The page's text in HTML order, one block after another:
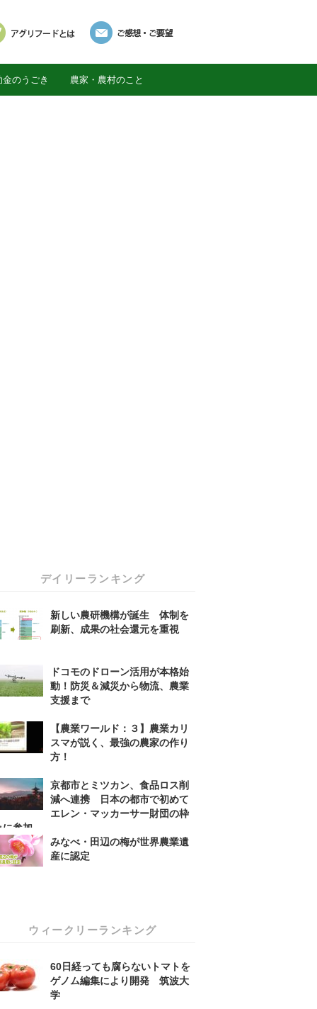
のうごき 農家・農村のこと
デイリーランキング
新しい農研機構が誕生 体制を
刷新、成果の社会還元を重視
ドコモのドローン活用が本格始
動！防災＆減災から物流、農業
支援まで
【農業ワールド：３】農業カリ
スマが説く、最強の農家の作り
方！
京都市とミツカン、食品ロス削
減へ連携 日本の都市で初めて
エレン・マッカーサー財団の枠
に参加
みなべ・田辺の梅が世界農業遺
産に認定
ウィークリーランキング
60日経っても腐らないトマトを
ゲノム編集により開発 筑波大
学